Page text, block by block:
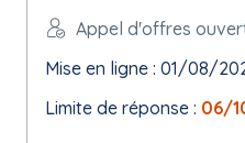
Appel d'offres
Mise en ligne : 01/08/
Limite de réponse : 06/